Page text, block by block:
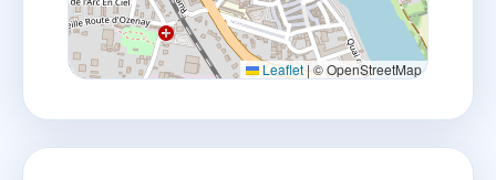
Leaflet|© OpenStreetMap